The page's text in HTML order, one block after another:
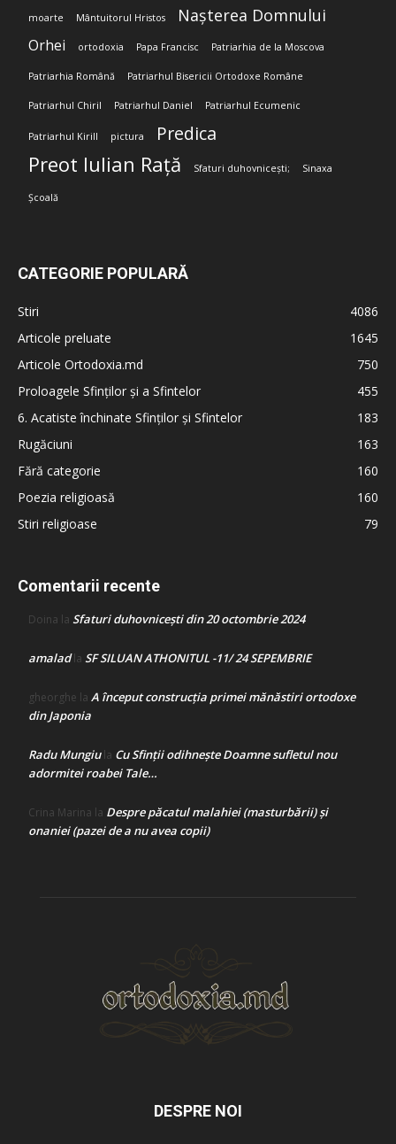
moarte Mântuitorul Hristos Nașterea Domnului
Orhei ortodoxia Papa Francisc Patriarhia de la Moscova
Patriarhia Română Patriarhul Bisericii Ortodoxe Române
Patriarhul Chiril Patriarhul Daniel Patriarhul Ecumenic
Patriarhul Kirill pictura Predica
Preot Iulian Rață Sfaturi duhovnicești; Sinaxa
Școală
CATEGORIE POPULARĂ
Stiri
4086
Articole preluate
1645
Articole Ortodoxia.md
750
Proloagele Sfinților și a Sfintelor
455
6. Acatiste închinate Sfinților și Sfintelor
183
Rugăciuni
163
Fără categorie
160
Poezia religioasă
160
Stiri religioase
79
Comentarii recente
Doina la Sfaturi duhovnicești din 20 octombrie 2024
amaladla SF SILUAN ATHONITUL -11/ 24 SEPEMBRIE
gheorghe la A început construcţia primei mănăstiri ortodoxe
din Japonia
Radu Mungiula Cu Sfinții odihnește Doamne sufletul nou
adormitei roabei Tale…
Crina Marina la Despre păcatul malahiei (masturbării) şi
onaniei (pazei de a nu avea copii)
DESPRE NOI